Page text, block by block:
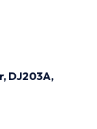
, DJ203A,